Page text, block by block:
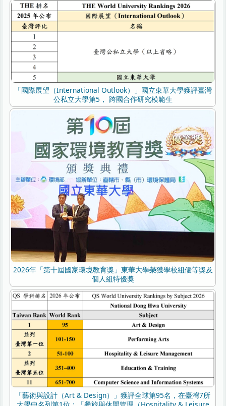
「國際展望（International Outlook）」國立東華大學獲評臺灣
公私立大學第5， 跨國合作研究模範生
2026年「第十屆國家環境教育獎」東華大學榮獲學校組優等獎及
個人組特優獎
「藝術與設計（Art & Design）」獲評全球第95名，在臺灣7所
大學中名列第1位；「餐旅與休閒管理（Hospitality & Leisure